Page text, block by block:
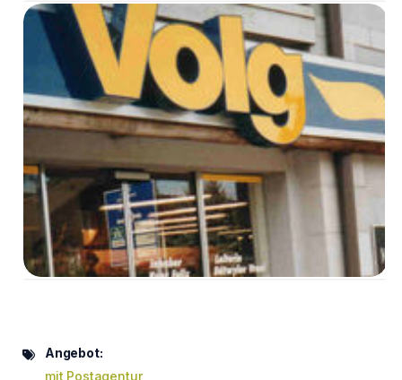
Angebot:
mit Postagentur